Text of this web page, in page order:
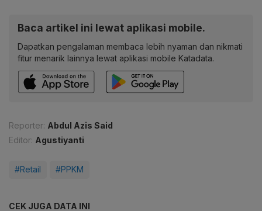
Baca artikel ini lewat aplikasi mobile.
Dapatkan pengalaman membaca lebih nyaman dan nikmati
fitur menarik lainnya lewat aplikasi mobile Katadata.
Reporter: Abdul Azis Said
Editor: Agustiyanti
#Retail #PPKM
CEK JUGA DATA INI